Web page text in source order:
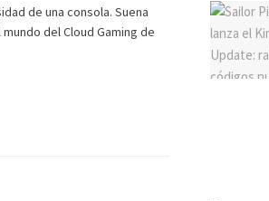
de una consola. Suena
del Cloud Gaming de